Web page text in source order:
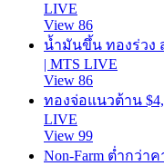
LIVE
View 86
น้ำมันขึ้น ทองร่วง
| MTS LIVE
View 86
ทองจ่อแนวต้าน
LIVE
View 99
Non-Farm ต่ำกว่